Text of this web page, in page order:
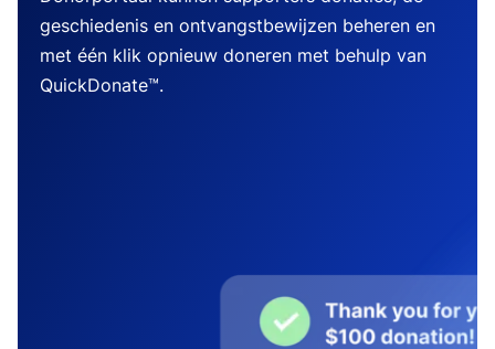
geschiedenis en ontvangstbewijzen beheren en
met één klik opnieuw doneren met behulp van
QuickDonate™.